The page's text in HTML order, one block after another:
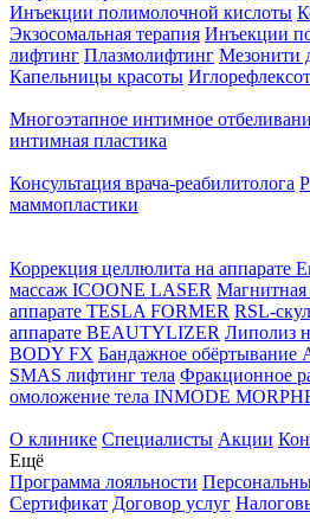
Инъекции полимолочной кислоты
Экзосомальная терапия Инъекции
лифтинг Плазмолифтинг Мезонити
Капельницы красоты
Многоэтапное интимное
интимная пластика
Консультация врача-реабилитолога
маммопластики
Коррекция целлюлита на аппарате
массаж ICOONE LASER Магнитная
аппарате TESLA FORMER RSL-
аппарате BEAUTYLIZER Липолиз
BODY FX Бандажное обёртывание
SMAS лифтинг тела Фракционное
омоложение тела INMODE
О клинике Специалисты Акции
Ещё
Программа лояльности
Сертификат Договор услуг